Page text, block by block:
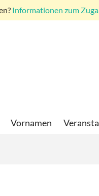
Informationen zum
Vornamen